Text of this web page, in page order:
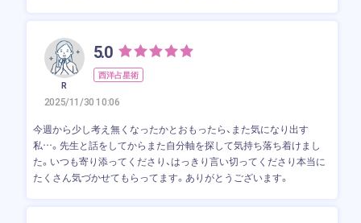
R
5.0
西洋占星術
2025/11/30 10:06
今週から少し考え無くなったかとおもったら、また気になり出す
私…。先生と話をしてからまた自分軸を探して気持ち落ち着けまし
た。いつも寄り添ってくださり、はっきり言い切ってくださり本当に
たくさん気づかせてもらってます。ありがとうございます。